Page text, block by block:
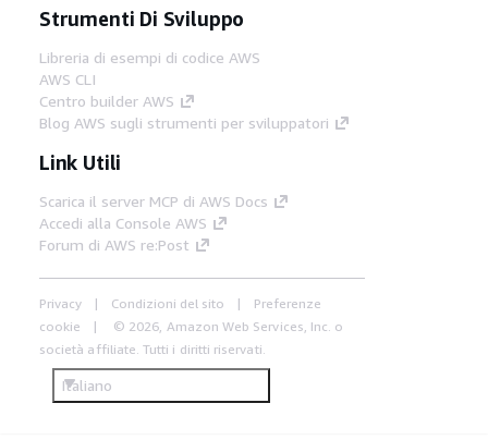
Strumenti Di Sviluppo
Libreria di esempi di codice AWS
AWS CLI
Centro builder AWS
Blog AWS sugli strumenti per sviluppatori
Link Utili
Scarica il server MCP di AWS Docs
Accedi alla Console AWS
Forum di AWS re:Post
Privacy Condizioni del sito
Preferenze
cookie
© 2026, Amazon Web Services, Inc. o
società affiliate. Tutti i diritti riservati.
Italiano